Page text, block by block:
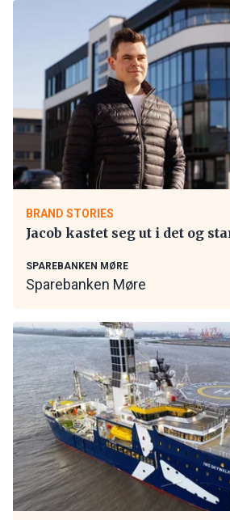
BRAND STORIES
Jacob kastet seg ut i det og
SPAREBANKEN MØRE
Sparebanken Møre